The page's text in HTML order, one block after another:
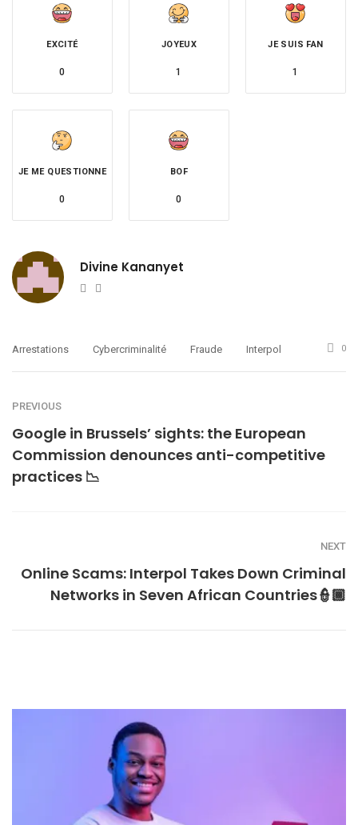
EXCITÉ
0
JOYEUX
1
JE SUIS FAN
1
JE ME QUESTIONNE
0
BOF
0
Divine Kananyet
Website
Arrestations Cybercriminalité Fraude Interpol 0
PREVIOUS
Google in Brussels’ sights: the European
Commission denounces anti-competitive
practices 📉
NEXT
Online Scams: Interpol Takes Down Criminal
Networks in Seven African Countries👮🏾